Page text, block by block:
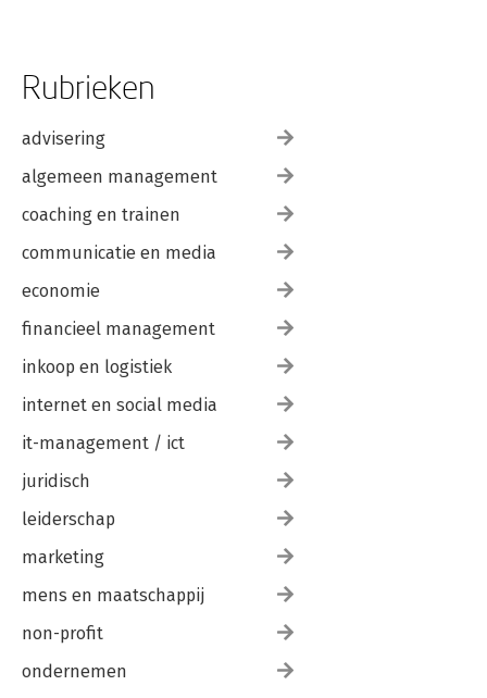
Rubrieken
advisering
algemeen management
coaching en trainen
communicatie en media
economie
financieel management
inkoop en logistiek
internet en social media
it-management / ict
juridisch
leiderschap
marketing
mens en maatschappij
non-profit
ondernemen